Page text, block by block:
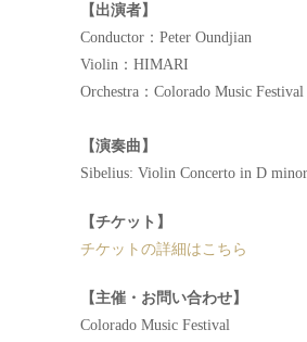
【出演者】
Conductor：Peter Oundjian
Violin：HIMARI
Orchestra：Colorado Music Festival
【演奏曲】
Sibelius: Violin Concerto in D
【チケット】
チケットの詳細はこちら
【主催・お問い合わせ】
Colorado Music Festival